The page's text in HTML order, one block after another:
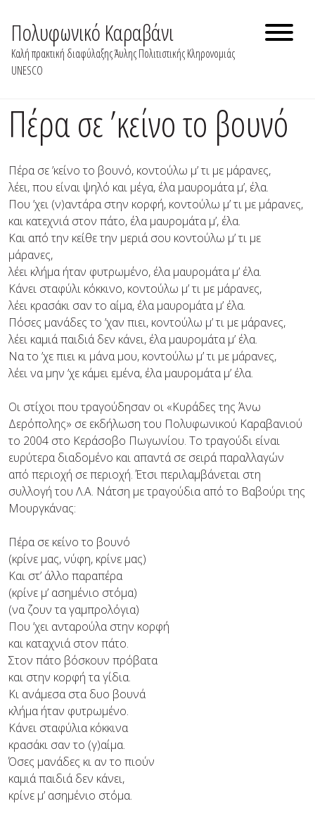
content
Πολυφωνικό Καραβάνι
Καλή πρακτική διαφύλαξης Άυλης Πολιτιστικής Κληρονομιάς
UNESCO
Πέρα σε ’κείνο το βουνό
Πέρα σε ’κείνο το βουνό, κοντούλω μ’ τι με μάρανες,
λέει, που είναι ψηλό και μέγα, έλα μαυρομάτα μ’, έλα.
Που ’χει (ν)αντάρα στην κορφή, κοντούλω μ’ τι με μάρανες,
και κατεχνιά στον πάτο, έλα μαυρομάτα μ’, έλα.
Και από την κείθε την μεριά σου κοντούλω μ’ τι με
μάρανες,
λέει κλήμα ήταν φυτρωμένο, έλα μαυρομάτα μ’ έλα.
Κάνει σταφύλι κόκκινο, κοντούλω μ’ τι με μάρανες,
λέει κρασάκι σαν το αίμα, έλα μαυρομάτα μ’ έλα.
Πόσες μανάδες το ’χαν πιει, κοντούλω μ’ τι με μάρανες,
λέει καμιά παιδιά δεν κάνει, έλα μαυρομάτα μ’ έλα.
Να το ’χε πιει κι μάνα μου, κοντούλω μ’ τι με μάρανες,
λέει να μην ’χε κάμει εμένα, έλα μαυρομάτα μ’ έλα.
Οι στίχοι που τραγούδησαν οι «Κυράδες της Άνω
Δερόπολης» σε εκδήλωση του Πολυφωνικού Καραβανιού
το 2004 στο Κεράσοβο Πωγωνίου. Το τραγούδι είναι
ευρύτερα διαδομένο και απαντά σε σειρά παραλλαγών
από περιοχή σε περιοχή. Έτσι περιλαμβάνεται στη
συλλογή του Λ.Α. Νάτση με τραγούδια από το Βαβούρι της
Μουργκάνας:
Πέρα σε κείνο το βουνό
(κρίνε μας, νύφη, κρίνε μας)
Και στ’ άλλο παραπέρα
(κρίνε μ’ ασημένιο στόμα)
(να ζουν τα γαμπρολόγια)
Που ’χει ανταρούλα στην κορφή
και καταχνιά στον πάτο.
Στον πάτο βόσκουν πρόβατα
και στην κορφή τα γίδια.
Κι ανάμεσα στα δυο βουνά
κλήμα ήταν φυτρωμένο.
Κάνει σταφύλια κόκκινα
κρασάκι σαν το (γ)αίμα.
Όσες μανάδες κι αν το πιούν
καμιά παιδιά δεν κάνει,
κρίνε μ’ ασημένιο στόμα.